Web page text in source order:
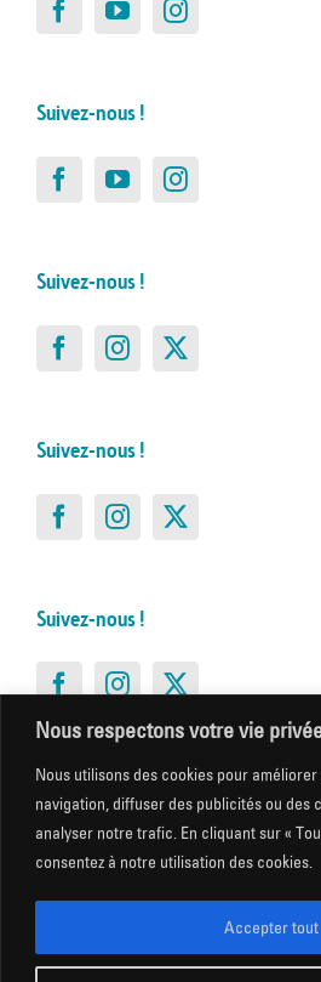
Nous respectons votre vie
Nous utilisons des cookies pour
navigation, diffuser des publicités ou des
analyser notre trafic. En cliquant sur «
consentez à notre utilisation des cookies.
Accepter tout
Suivez-nous !
Suivez-nous !
Suivez-nous !
Suivez-nous !
Suivez-nous !
Suivez-nous !